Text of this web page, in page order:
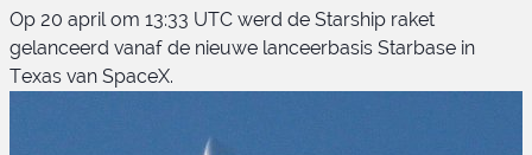
Op 20 april om 13:33 UTC werd de Starship raket
gelanceerd vanaf de nieuwe lanceerbasis Starbase in
Texas van SpaceX.